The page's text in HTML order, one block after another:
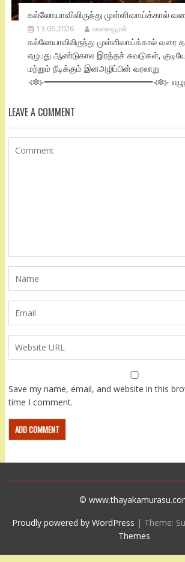
கல்லோயாவிலிருந்து முள்ளிவாய்க்கால்
13.06.2026 மாவையூரன்
கல்லோயாவிலிருந்து முள்ளிவாய்க்கால் வரை
எழுபது ஆண்டுகால இரத்தச் சுவடுகள்,
மற்றும் நீடிக்கும் இனஅழிப்பின் வரலாறு
⊰❉⊱══════════════════⊰❉⊱
LEAVE A COMMENT
Save my name, email, and website in this
time I comment.
©
Proudly powered by WordPress | Theme:
Themes